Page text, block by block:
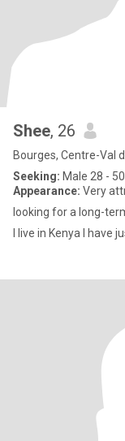
Shee, 26
Bourges, Centre-Val
Seeking: Male 28 - 50
Appearance: Very
looking for a long-
I live in Kenya I have